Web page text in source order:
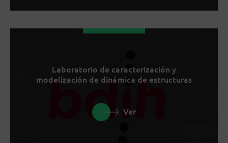
Laboratorio de caracterización y
modelización de dinámica de estructuras
Ver